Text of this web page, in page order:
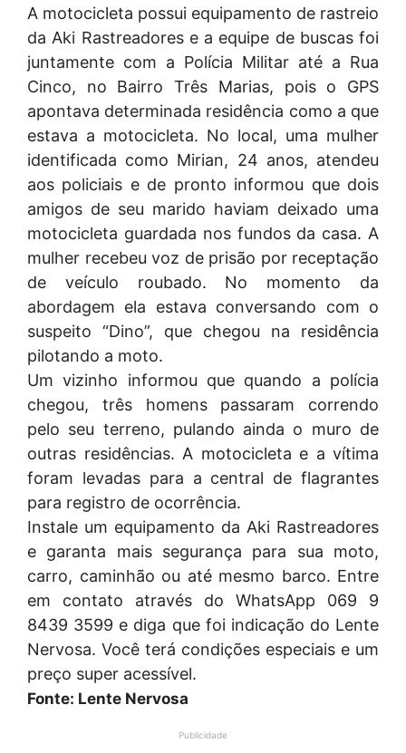
A motocicleta possui equipamento de rastreio
da Aki Rastreadores e a equipe de buscas foi
juntamente com a Polícia Militar até a Rua
Cinco, no Bairro Três Marias, pois o GPS
apontava determinada residência como a que
estava a motocicleta. No local, uma mulher
identificada como Mirian, 24 anos, atendeu
aos policiais e de pronto informou que dois
amigos de seu marido haviam deixado uma
motocicleta guardada nos fundos da casa. A
mulher recebeu voz de prisão por receptação
de veículo roubado. No momento da
abordagem ela estava conversando com o
suspeito “Dino”, que chegou na residência
pilotando a moto.
Um vizinho informou que quando a polícia
chegou, três homens passaram correndo
pelo seu terreno, pulando ainda o muro de
outras residências. A motocicleta e a vítima
foram levadas para a central de flagrantes
para registro de ocorrência.
Instale um equipamento da Aki Rastreadores
e garanta mais segurança para sua moto,
carro, caminhão ou até mesmo barco. Entre
em contato através do WhatsApp 069 9
8439 3599 e diga que foi indicação do Lente
Nervosa. Você terá condições especiais e um
preço super acessível.
Fonte: Lente Nervosa
Publicidade